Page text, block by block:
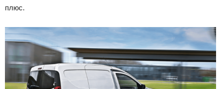
плюс.